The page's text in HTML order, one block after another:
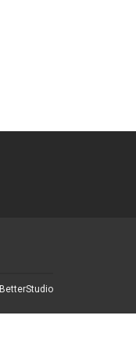
BetterStudio